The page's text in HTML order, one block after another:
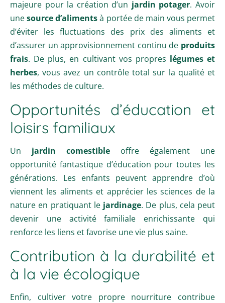
majeure pour la création d’un jardin potager. Avoir
unesource d’alimentsà portée de main vous permet
d’éviter les fluctuations des prix des aliments et
d’assurer un approvisionnement continu de produits
frais. De plus, en cultivant vos propres légumes et
herbes, vous avez un contrôle total sur la qualité et
les méthodes de culture.
Opportunités d’éducation et
loisirs familiaux
Un jardin comestible offre également une
opportunité fantastique d’éducation pour toutes les
générations. Les enfants peuvent apprendre d’où
viennent les aliments et apprécier les sciences de la
nature en pratiquant le jardinage. De plus, cela peut
devenir une activité familiale enrichissante qui
renforce les liens et favorise une vie plus saine.
Contribution à la durabilité et
à la vie écologique
Enfin, cultiver votre propre nourriture contribue